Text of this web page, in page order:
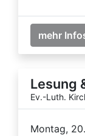
mehr
Lesung
Ev.-Luth.
Montag,